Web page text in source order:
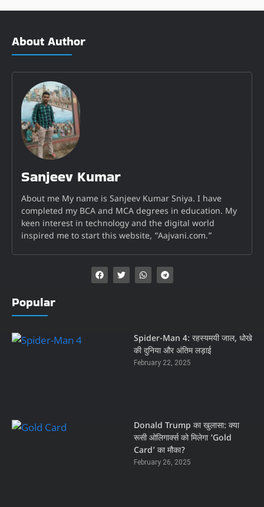
About Author
Sanjeev Kumar
About me My name is Sanjeev Kumar Sniya. I have
completed my BCA and MCA degrees in education. My
keen interest in technology and the digital world
inspired me to start this website, “Aajvani.com.”
Popular
Spider-Man 4: रहस्यमयी जाल, धोखे
की दुनिया और अंतिम लड़ाई
February 22, 2025
Donald Trump का खुलासा: क्या
रूसी ओलिगार्क्स को मिलेगा ‘Gold
Card’ का मौका?
February 26, 2025